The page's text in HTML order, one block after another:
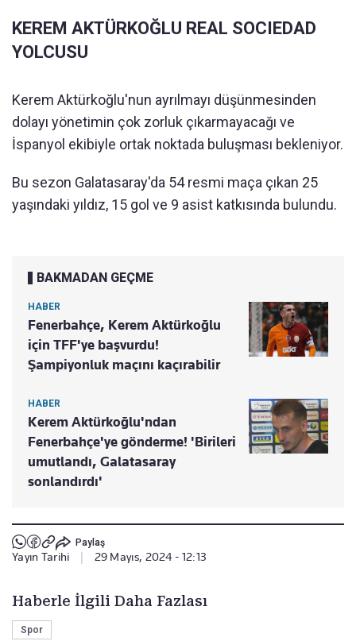
KEREM AKTÜRKOĞLU REAL SOCIEDAD
YOLCUSU
Kerem Aktürkoğlu'nun ayrılmayı düşünmesinden
dolayı yönetimin çok zorluk çıkarmayacağı ve
İspanyol ekibiyle ortak noktada buluşması bekleniyor.
Bu sezon Galatasaray'da 54 resmi maça çıkan 25
yaşındaki yıldız, 15 gol ve 9 asist katkısında bulundu.
BAKMADAN GEÇME
HABER
Fenerbahçe, Kerem Aktürkoğlu
için TFF'ye başvurdu!
Şampiyonluk maçını kaçırabilir
HABER
Kerem Aktürkoğlu'ndan
Fenerbahçe'ye gönderme! 'Birileri
umutlandı, Galatasaray
sonlandırdı'
Paylaş
Yayın Tarihi 29 Mayıs, 2024 - 12:13
Haberle İlgili Daha Fazlası
Spor